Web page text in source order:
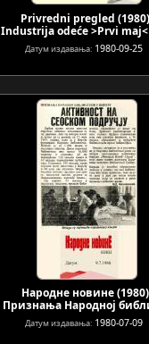
Privredni pregled
Industrija odeće >Prvi
Датум издавања: 1980-09-25
Народне новине
Признања Народној
Датум издавања: 1980-07-09